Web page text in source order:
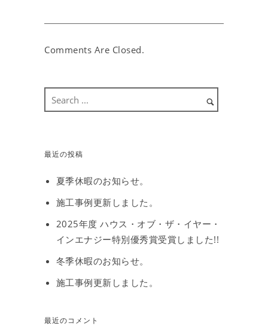
Comments Are Closed.
最近の投稿
夏季休暇のお知らせ。
施工事例更新しました。
2025年度 ハウス・オブ・ザ・イヤー・
インエナジー特別優秀賞受賞しました!!
冬季休暇のお知らせ。
施工事例更新しました。
最近のコメント